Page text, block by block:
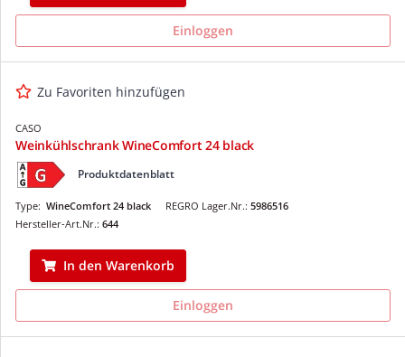
Einloggen
Zu Favoriten hinzufügen
CASO
Weinkühlschrank WineComfort 24 black
Produktdatenblatt
REGRO Lager.Nr.: 5986516
Type: WineComfort 24 black
Hersteller-Art.Nr.: 644
In den Warenkorb
Einloggen